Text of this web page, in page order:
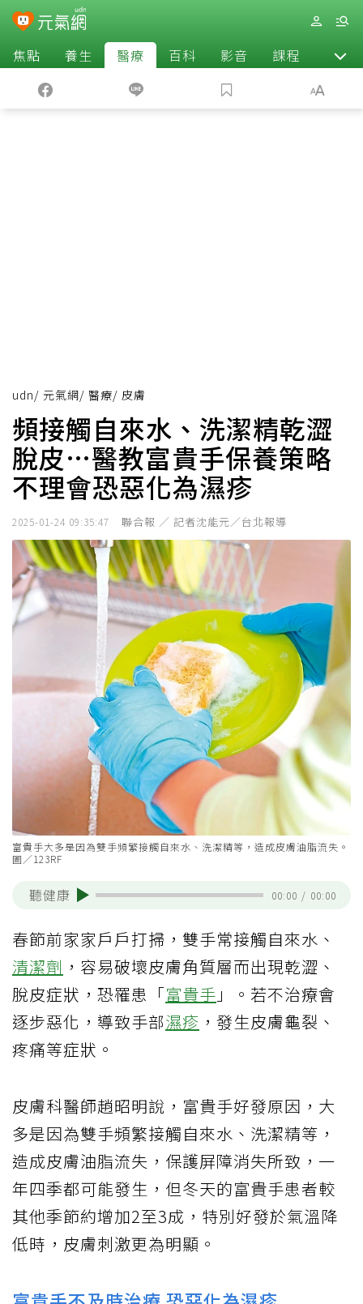
焦點 養生 醫療 百科 影音 課程 退休
udn/ 元氣網/ 醫療/ 皮膚
頻接觸自來水、洗潔精乾澀
脫皮…醫教富貴手保養策略
不理會恐惡化為濕疹
2025-01-24 09:35:47 聯合報 ／ 記者沈能元／台北報導
富貴手大多是因為雙手頻繁接觸自來水、洗潔精等，造成皮膚油脂流失。
圖／123RF
聽健康 00:00 / 00:00
春節前家家戶戶打掃，雙手常接觸自來水、
清潔劑 ，容易破壞皮膚角質層而出現乾澀、
脫皮症狀，恐罹患「富貴手 」。若不治療會
逐步惡化，導致手部濕疹 ，發生皮膚龜裂、
疼痛等症狀。
皮膚科醫師趙昭明說，富貴手好發原因，大
多是因為雙手頻繁接觸自來水、洗潔精等，
造成皮膚油脂流失，保護屏障消失所致，一
年四季都可能發生，但冬天的富貴手患者較
其他季節約增加2至3成，特別好發於氣溫降
低時，皮膚刺激更為明顯。